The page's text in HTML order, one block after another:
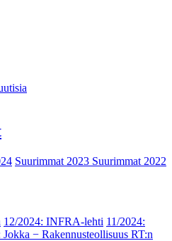
Suurimmat 2023 Suurimmat 2022
12/2024: INFRA-lehti 11/2024:
Jokka − Rakennusteollisuus RT:n